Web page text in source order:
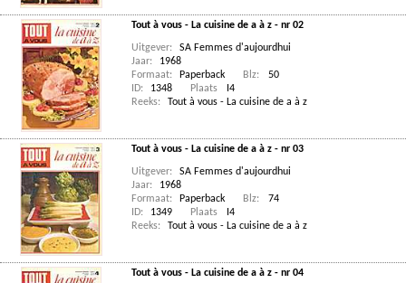
Tout à vous - La cuisine de a à z - nr 02
Uitgever:
SA Femmes d'aujourdhui
Jaar:
1968
Formaat:
Paperback Blz:
50
ID:
1348 Plaats
I4
Reeks:
Tout à vous - La cuisine de a à z
Tout à vous - La cuisine de a à z - nr 03
Uitgever:
SA Femmes d'aujourdhui
Jaar:
1968
Formaat:
Paperback Blz:
74
ID:
1349 Plaats
I4
Reeks:
Tout à vous - La cuisine de a à z
Tout à vous - La cuisine de a à z - nr 04